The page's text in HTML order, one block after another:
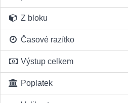
Z bloku
Časové razítko
Výstup celkem
Poplatek